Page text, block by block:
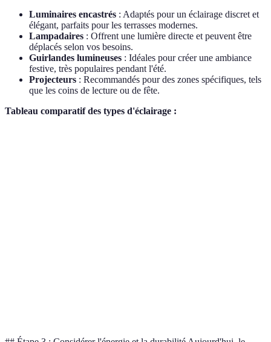
Luminaires encastrés : Adaptés pour un éclairage discret et
élégant, parfaits pour les terrasses modernes.
Lampadaires : Offrent une lumière directe et peuvent être
déplacés selon vos besoins.
Guirlandes lumineuses : Idéales pour créer une ambiance
festive, très populaires pendant l'été.
Projecteurs : Recommandés pour des zones spécifiques, tels
que les coins de lecture ou de fête.
Tableau comparatif des types d'éclairage :